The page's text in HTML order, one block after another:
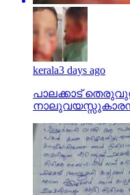
kerala3 days ago
പാലക്കാട്